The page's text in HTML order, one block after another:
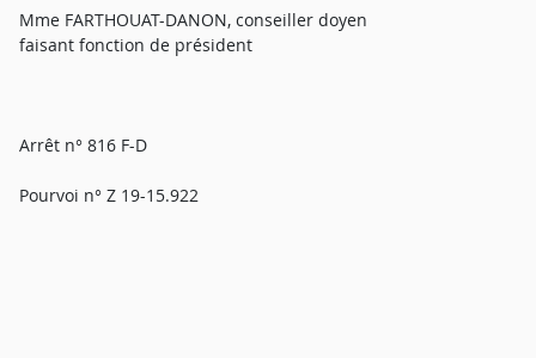
Mme FARTHOUAT-DANON, conseiller doyen
faisant fonction de président
Arrêt n° 816 F-D
Pourvoi n° Z 19-15.922